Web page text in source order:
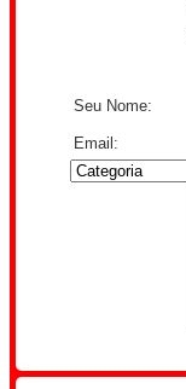
Seu Nome:
Email: